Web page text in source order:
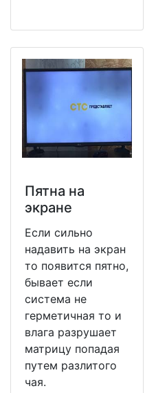
Пятна на
экране
Если сильно
надавить на экран
то появится пятно,
бывает если
система не
герметичная то и
влага разрушает
матрицу попадая
путем разлитого
чая.